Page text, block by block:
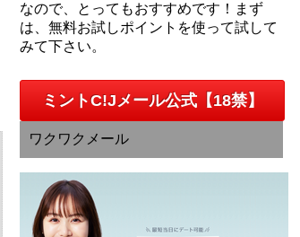
なので、とってもおすすめです！まず
は、無料お試しポイントを使って試して
みて下さい。
ミントC!Jメール公式【18禁】
ワクワクメール